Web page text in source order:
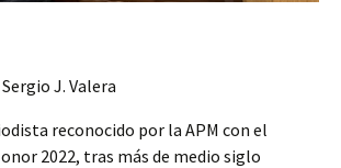
J. Valera
reconocido por la APM con el
2022, tras más de medio siglo